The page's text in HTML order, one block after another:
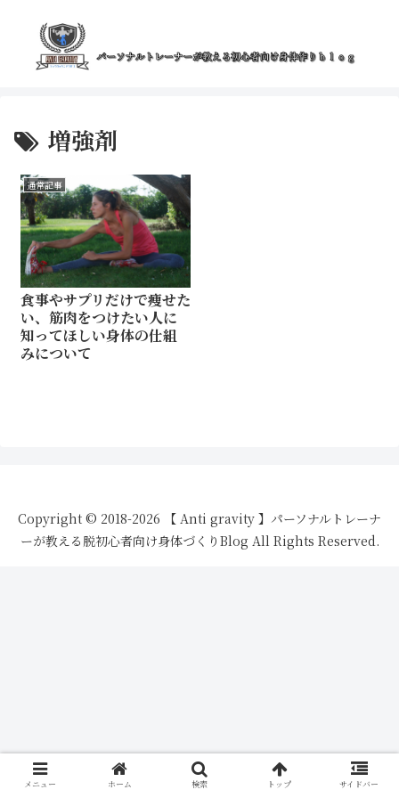
増強剤
通常記事
食事やサプリだけで痩せた
い、筋肉をつけたい人に
知ってほしい身体の仕組
みについて
Copyright © 2018-2026 【 Anti gravity 】パーソナルトレーナ
ーが教える脱初心者向け身体づくりBlog All Rights Reserved.
メニュー ホーム 検索 トップ サイドバー